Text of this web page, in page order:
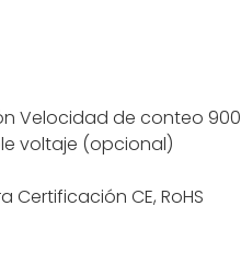
Velocidad de conteo
voltaje (opcional)
Certificación CE, RoHS